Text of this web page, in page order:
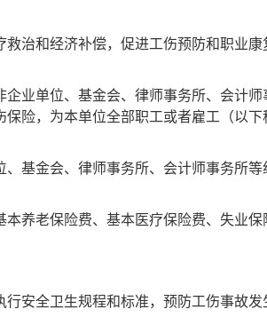
治和经济补偿，促进工伤预防和职业康
业单位、基金会、律师事务所、会计师
险，为本单位全部职工或者雇工（以
基金会、律师事务所、会计师事务所
本养老保险费、基本医疗保险费、失业
安全卫生规程和标准，预防工伤事故